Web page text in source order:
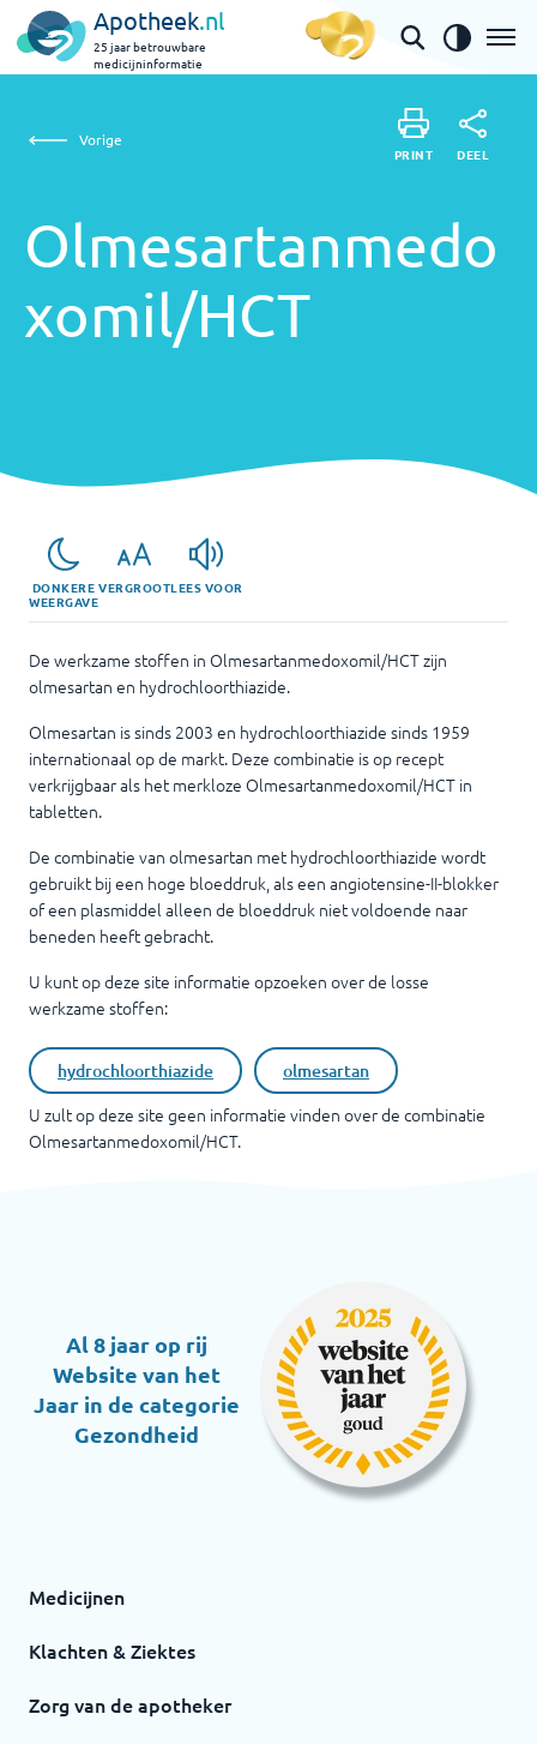
Apotheek.nl
25 jaar betrouwbare
medicijninformatie
Vorige
Olmesartanmedo
xomil/HCT
PRINT DEEL
DONKERE
WEERGAVE
VERGROOTLEES VOOR
De werkzame stoffen in Olmesartanmedoxomil/HCT zijn
olmesartan en hydrochloorthiazide.
Olmesartan is sinds 2003 en hydrochloorthiazide sinds 1959
internationaal op de markt. Deze combinatie is op recept
verkrijgbaar als het merkloze Olmesartanmedoxomil/HCT in
tabletten.
De combinatie van olmesartan met hydrochloorthiazide wordt
gebruikt bij een hoge bloeddruk, als een angiotensine-II-blokker
of een plasmiddel alleen de bloeddruk niet voldoende naar
beneden heeft gebracht.
U kunt op deze site informatie opzoeken over de losse
werkzame stoffen:
hydrochloorthiazide olmesartan
U zult op deze site geen informatie vinden over de combinatie
Olmesartanmedoxomil/HCT.
Al 8 jaar op rij
Website van het
Jaar in de categorie
Gezondheid
Medicijnen
Klachten & Ziektes
Zorg van de apotheker